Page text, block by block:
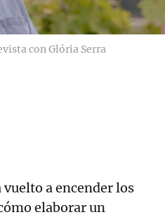
con Glória Serra
vuelto a encender los
elaborar un